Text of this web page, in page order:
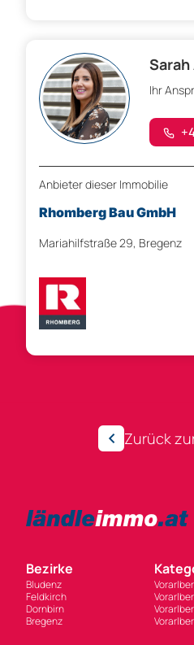
Ihr
Anbieter dieser Immobilie
Rhomberg Bau GmbH
Mariahilfstraße 29, Bregenz
Zurück
Bezirke
Bludenz
Feldkirch
Dornbirn
Bregenz